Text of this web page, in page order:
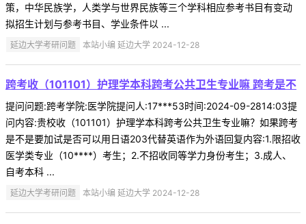
策，中华民族学，人类学与世界民族等三个学科相应参考书目有变动
拟招生计划与参考书目、学业条件以 ...
延边大学考研问题 本站小编 延边大学 2024-12-28
跨考收（101101）护理学本科跨考公共卫生专业嘛 跨考是不
提问问题:跨考学院:医学院提问人:17***53时间:2024-09-2814:03提
问内容:贵校收（101101）护理学本科跨考公共卫生专业嘛？如果跨考
是不是要加试是否可以用日语203代替英语作为外语回复内容:1.限招收
医学类专业（10****）考生；2.不招收同等学力身份考生；3.成人、
自考本科 ...
延边大学考研问题 本站小编 延边大学 2024-12-28